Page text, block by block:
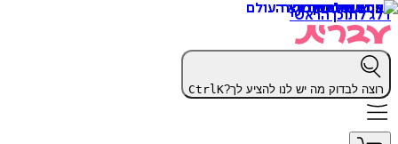
דלג לתוכן הראשי
רוצה לבדוק מה יש לנו להציע לך? CtrlK